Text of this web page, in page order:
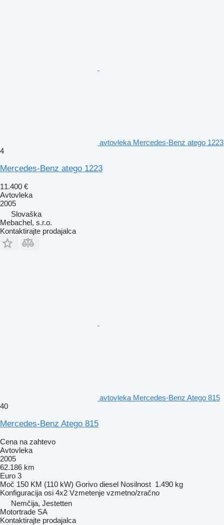
avtovleka Mercedes-Benz atego 1223
4
Mercedes-Benz atego 1223
11.400 €
Avtovleka
2005
Slovaška
Mebachel, s.r.o.
Kontaktirajte prodajalca
avtovleka Mercedes-Benz Atego 815
40
Mercedes-Benz Atego 815
Cena na zahtevo
Avtovleka
2005
62.186 km
Euro 3
Moč 150 KM (110 kW) Gorivo diesel Nosilnost 1.490 kg
Konfiguracija osi 4x2 Vzmetenje vzmetno/zračno
Nemčija, Jestetten
Motortrade SA
Kontaktirajte prodajalca